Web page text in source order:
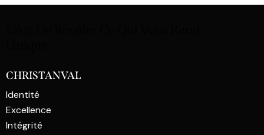
CHRISTANVAL
Identité
Excellence
Intégrité